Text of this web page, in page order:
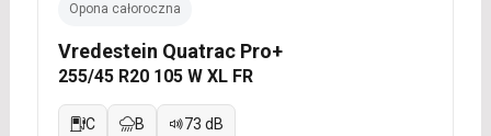
Opona całoroczna
Vredestein Quatrac Pro+
255/45 R20 105 W XL FR
C B 73 dB